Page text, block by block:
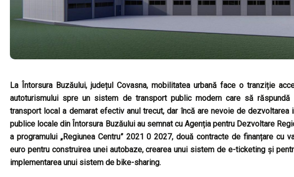
La Întorsura Buzăului, județul Covasna, mobilitatea urbană face o tranziție
autoturismului spre un sistem de transport public modern care să
transport local a demarat efectiv anul trecut, dar încă are nevoie de dezvoltarea
publice locale din Întorsura Buzăului au semnat cu Agenția pentru Dezvoltare
a programului „Regiunea Centru” 2021 0 2027, două contracte de finanțare cu
euro pentru construirea unei autobaze, crearea unui sistem de e-ticketing și
implementarea unui sistem de bike-sharing.